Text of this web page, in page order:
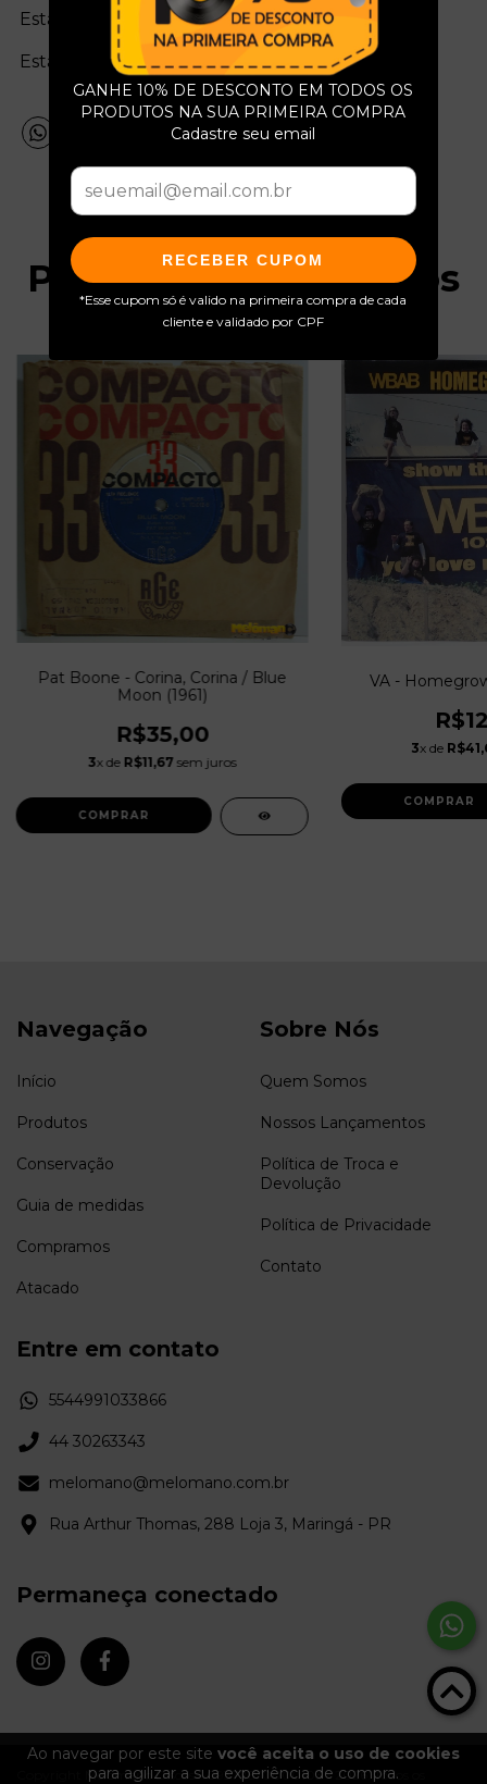
GANHE 10% DE DESCONTO EM TODOS OS
PRODUTOS NA SUA PRIMEIRA COMPRA
Cadastre seu email
RECEBER CUPOM
*Esse cupom só é valido na primeira compra de cada
cliente e validado por CPF
Ao navegar por este site você aceita o uso de cookies
para agilizar a sua experiência de compra.
Estado da mídia:
Estado da capa:
Produtos relacionados
Pat Boone - Corina, Corina / Blue
Moon (1961)
R$35,00
3x de R$11,67sem juros
VA -
3x de
Navegação
Início
Produtos
Conservação
Guia de medidas
Compramos
Atacado
Sobre Nós
Quem Somos
Nossos Lançamentos
Política de Troca e
Devolução
Política de Privacidade
Contato
Entre em contato
5544991033866
44 30263343
melomano@melomano.com.br
Rua Arthur Thomas, 288 Loja 3, Maringá - PR
Permaneça conectado
Copyright Melômano Discos - 09372670000103 - 2026. Todos os